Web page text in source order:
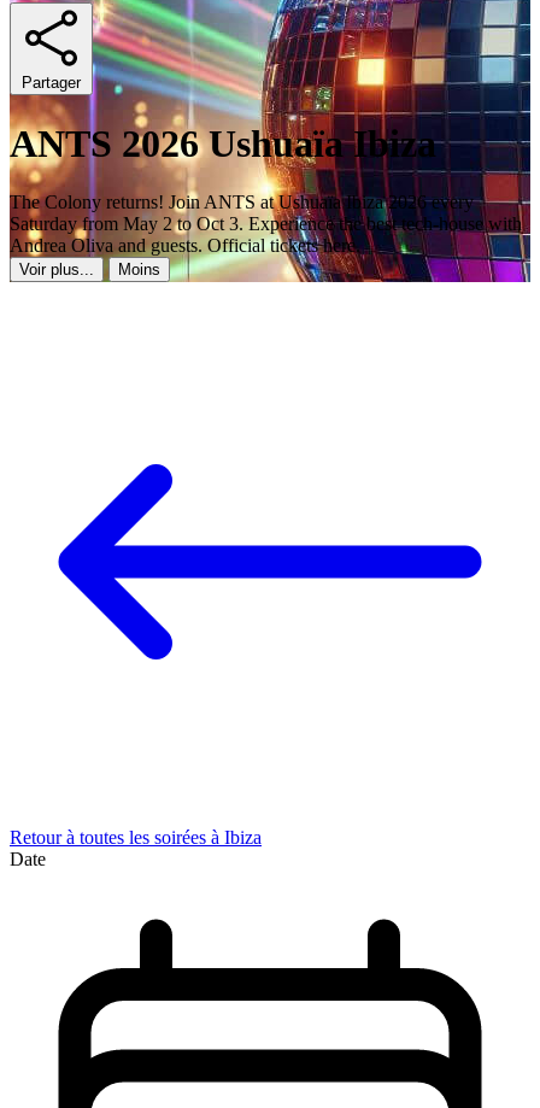
Partager
ANTS 2026 Ushuaïa Ibiza
The Colony returns! Join ANTS at Ushuaïa Ibiza 2026 every
Saturday from May 2 to Oct 3. Experience the best tech-house with
Andrea Oliva and guests. Official tickets here.
Voir plus... Moins
Retour à toutes les soirées à Ibiza
Date